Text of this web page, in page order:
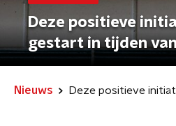
Deze positieve
gestart in tijden
Nieuws